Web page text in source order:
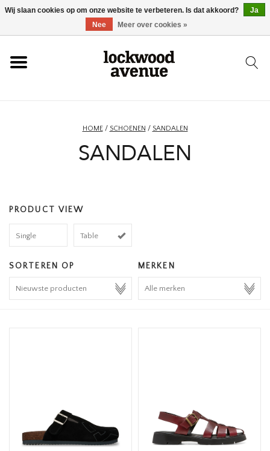
HOME
ACCESSOIRES
HOMEWARE
HOME/ SCHOENEN / SANDALEN
SANDALEN
PRODUCT VIEW
Single Table
SORTEREN OP MERKEN
Wij slaan cookies op om onze website te verbeteren. Is dat akkoord?
Ja
Nee
Meer over cookies »